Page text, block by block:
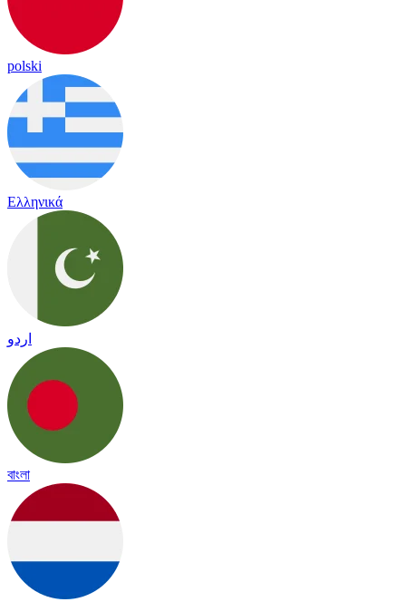
polski
Ελληνικά
اردو
বাংলা